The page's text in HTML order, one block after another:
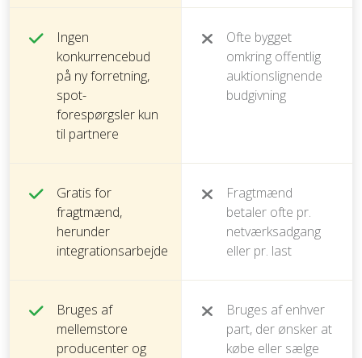
Ingen
konkurrencebud
på ny forretning,
spot-
forespørgsler kun
til partnere
Ofte bygget
omkring offentlig
auktionslignende
budgivning
Gratis for
fragtmænd,
herunder
integrationsarbejde
Fragtmænd
betaler ofte pr.
netværksadgang
eller pr. last
Bruges af
mellemstore
producenter og
Bruges af enhver
part, der ønsker at
købe eller sælge